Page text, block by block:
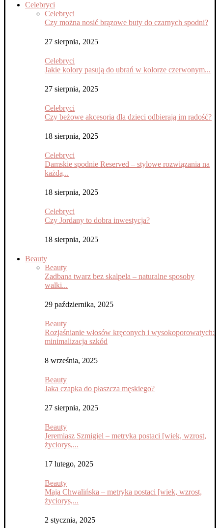
Celebryci
Celebryci
Czy można nosić brązowe buty do czarnych spodni?
27 sierpnia, 2025
Celebryci
Jakie kolory pasują do ubrań w kolorze czerwonym...
27 sierpnia, 2025
Celebryci
Czy beżowe akcesoria dla dzieci odbierają im radość?
18 sierpnia, 2025
Celebryci
Damskie spodnie Reserved – stylowe rozwiązania na
każdą...
18 sierpnia, 2025
Celebryci
Czy Jordany to dobra inwestycja?
18 sierpnia, 2025
Beauty
Beauty
Zadbana twarz bez skalpela – naturalne sposoby
walki...
29 października, 2025
Beauty
Rozjaśnianie włosów kręconych i wysokoporowatych:
minimalizacja szkód
8 września, 2025
Beauty
Jaka czapka do płaszcza męskiego?
27 sierpnia, 2025
Beauty
Jeremiasz Szmigiel – metryka postaci [wiek, wzrost,
życiorys,...
17 lutego, 2025
Beauty
Maja Chwalińska – metryka postaci [wiek, wzrost,
życiorys,...
2 stycznia, 2025